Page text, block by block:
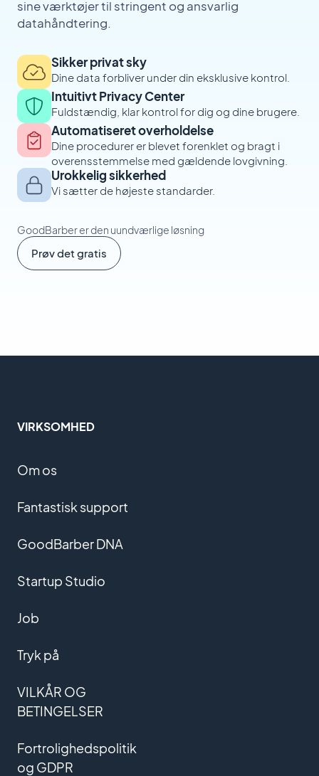
sine værktøjer til stringent og ansvarlig
datahåndtering.
Sikker privat sky
Dine data forbliver under din eksklusive kontrol.
Intuitivt Privacy Center
Fuldstændig, klar kontrol for dig og dine brugere.
Automatiseret overholdelse
Dine procedurer er blevet forenklet og bragt i
overensstemmelse med gældende lovgivning.
Urokkelig sikkerhed
Vi sætter de højeste standarder.
GoodBarber er den uundværlige løsning
Prøv det gratis
VIRKSOMHED
Om os
Fantastisk support
GoodBarber DNA
Startup Studio
Job
Tryk på
VILKÅR OG
BETINGELSER
Fortrolighedspolitik
og GDPR